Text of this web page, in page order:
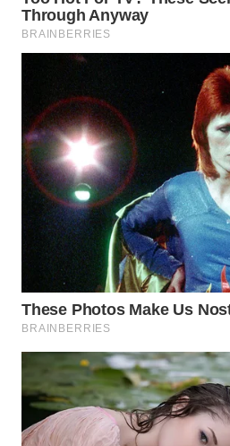
WN
CIANJUR
WN
KEPULAUAN
SERIBU
WN
TANGERANG
WN
BINJAI
CIREBON
WN